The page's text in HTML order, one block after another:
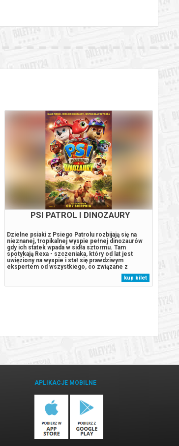
PSI PATROL I DINOZAURY
Dzielne psiaki z Psiego Patrolu rozbijają się na
nieznanej, tropikalnej wyspie pełnej dinozaurów
gdy ich statek wpada w sidła sztormu. Tam
spotykają Rexa - szczeniaka, który od lat jest
uwięziony na wyspie i stał się prawdziwym
ekspertem od wszystkiego, co związane z
pradawnymi gadami. Sytuacja wymyka się spod
kontroli, gdy odwieczny rywal piesków, burmistrz
Humdinger, Zaczyna pozyskiwać surowce, by...
kup bilet
APLIKACJE MOBILNE